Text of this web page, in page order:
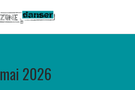
mai 2026